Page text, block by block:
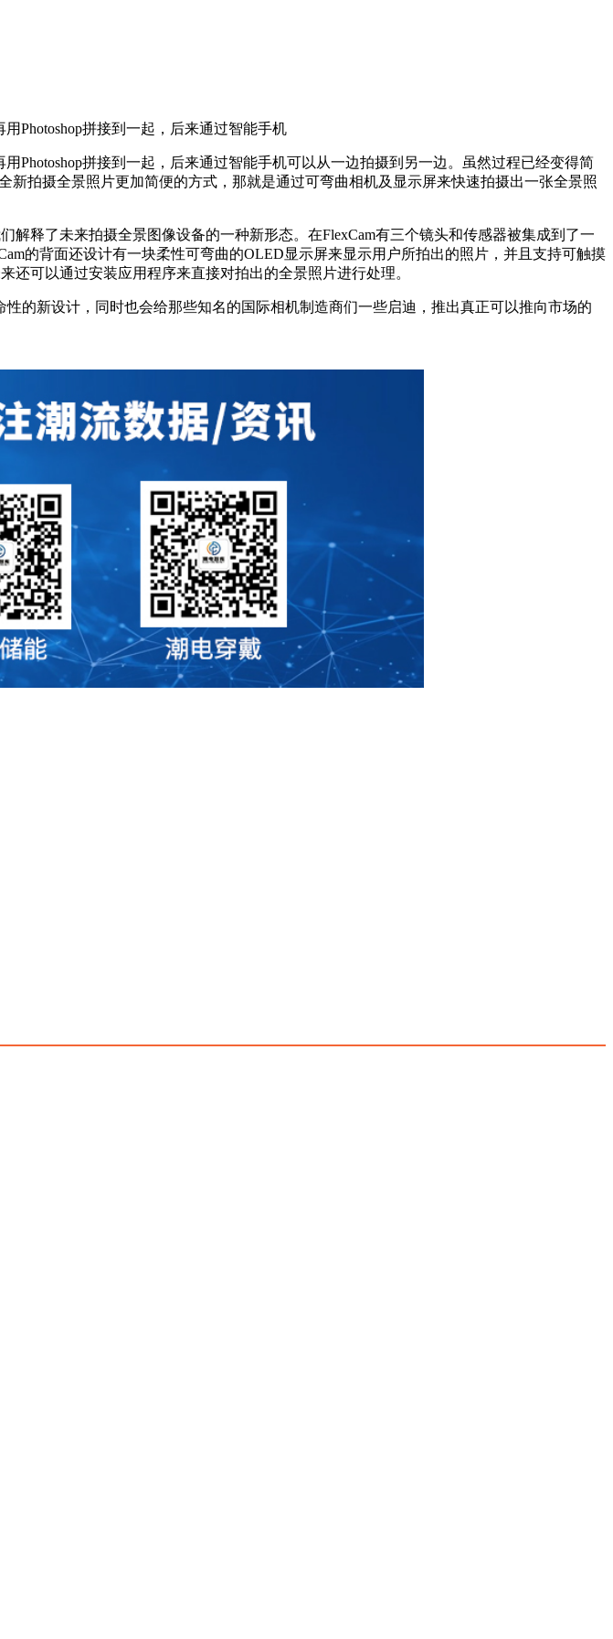
Photoshop拼接到一起，后来通过智能手机
拼接到一起，后来通过智能手机可以从一边拍摄到另一边。虽然过程已经变得简
拍摄全景照片更加简便的方式，那就是通过可弯曲相机及显示屏来快速拍摄出一张全景照
释了未来拍摄全景图像设备的一种新形态。在FlexCam有三个镜头和传感器被集成到了一
的背面还设计有一块柔性可弯曲的OLED显示屏来显示用户所拍出的照片，并且支持可触摸
还可以通过安装应用程序来直接对拍出的全景照片进行处理。
的新设计，同时也会给那些知名的国际相机制造商们一些启迪，推出真正可以推向市场的